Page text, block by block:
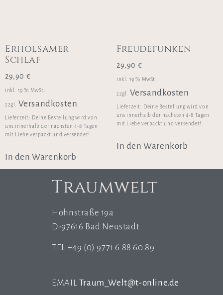
Erholsamer
Schlaf
29,90 €
inkl. 19 % MwSt.
zzgl. Versandkosten
Lieferzeit: Deine Bestellung wird von
uns innerhalb der nächsten 4-8 Tagen
mit Liebe verpackt und versendet!
In den Warenkorb
Freudefunken
29,90 €
inkl. 19 % MwSt.
zzgl. Versandkosten
Lieferzeit: Deine Bestellung wird von
uns innerhalb der nächsten 4-8 Tagen
mit Liebe verpackt und versendet!
In den Warenkorb
Traumwelt
Hohnstraße 19a
D-97616 Bad Neustadt
TEL +49 (0) 9771 6 88 60 89
EMAIL Traum_Welt@t-online.de